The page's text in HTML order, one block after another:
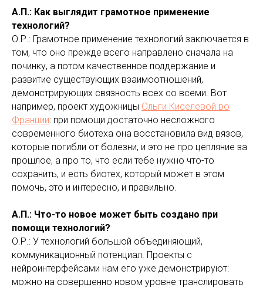
А.П.: Как выглядит грамотное применение
технологий?
О.Р.: Грамотное применение технологий заключается в
том, что оно прежде всего направлено сначала на
починку, а потом качественное поддержание и
развитие существующих взаимоотношений,
демонстрирующих связность всех со всеми. Вот
например, проект художницы Ольги Киселевой во
Франции: при помощи достаточно несложного
современного биотеха она восстановила вид вязов,
которые погибли от болезни, и это не про цепляние за
прошлое, а про то, что если тебе нужно что-то
сохранить, и есть биотех, который может в этом
помочь, это и интересно, и правильно.
А.П.: Что-то новое может быть создано при
помощи технологий?
О.Р.: У технологий большой объединяющий,
коммуникационный потенциал. Проекты с
нейроинтерфейсами нам его уже демонстрируют:
можно на совершенно новом уровне транслировать